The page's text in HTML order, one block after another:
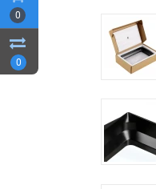
0
0